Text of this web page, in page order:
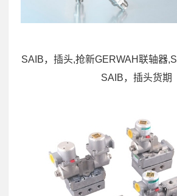
SAIB，插头,抢新GERWAH联轴器
SAIB，插头货期